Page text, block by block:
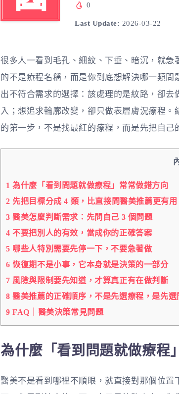
0
Last Update: 2026-03-22
很多人一看到毛孔、細紋、下垂、暗沉，就
的不是療程名稱，而是你到底想解決哪一類
出不符合需求的選擇：該處理的是紋路，卻
入；想追求輪廓改變，卻只做表層膚況療程
的第一步，不是找最紅的療程，而是先把自己
1 為什麼「看到問題就做療程」常常做錯方向
2 先把目標分成 4 類，比直接問醫美推薦更有用
3 醫美怎麼判斷需求：先問自己 3 個問題
4 不要把別人的有效，當成你的正確答案
5 哪些人特別需要先停一下，不要急著做
6 恢復期不是小事，它本身就是決策的一部分
7 風險與限制要先知道，才算真正有在做判斷
8 醫美推薦的正確順序，不是先選療程，是先選
9 FAQ｜醫美決策常見問題
為什麼「看到問題就做療程
醫美不是看到哪裡不順眼，就直接對那個位